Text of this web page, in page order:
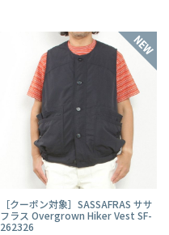
［クーポン対象］SASSAFRAS ササ
フラス Overgrown Hiker Vest SF-
262326